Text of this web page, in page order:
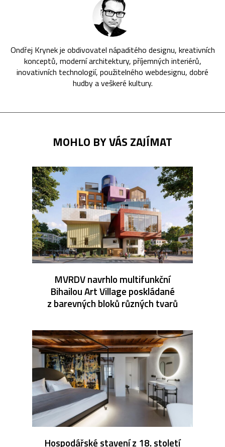
Ondřej Krynek je obdivovatel nápaditého designu, kreativních
konceptů, moderní architektury, příjemných interiérů,
inovativních technologií, použitelného webdesignu, dobré
hudby a veškeré kultury.
MOHLO BY VÁS ZAJÍMAT
MVRDV navrhlo multifunkční
Bihailou Art Village poskládané
z barevných bloků různých tvarů
Hospodářské stavení z 18. století